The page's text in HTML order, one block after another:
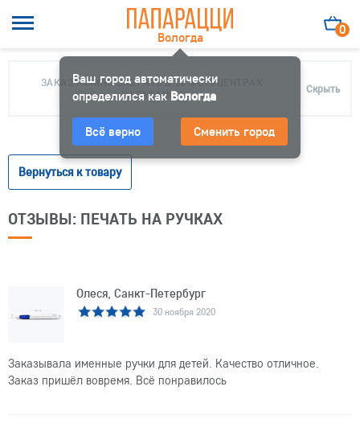
Вологда
Ваш город автоматически
определился как Вологда
Всё верно Сменить город
0
ЗАКАЗ МОЖНО ЗАБРАТЬ В 10 ФОТОЦЕНТРАХ
ПАПАРАЦЦИ
Скрыть
Вернуться к товару
ОТЗЫВЫ: ПЕЧАТЬ НА РУЧКАХ
Олеся, Санкт-Петербург
30 ноября 2020
Заказывала именные ручки для детей. Качество отличное.
Заказ пришёл вовремя. Всё понравилось